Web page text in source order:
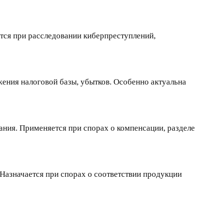
при расследовании киберпреступлений,
налоговой базы, убытков. Особенно актуальна
Применяется при спорах о компенсации, разделе
при спорах о соответствии продукции